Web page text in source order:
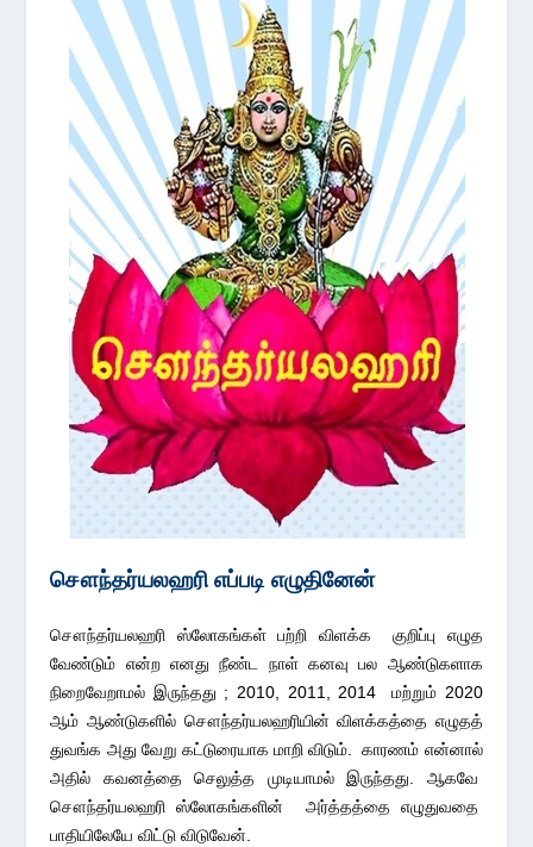
சௌந்தர்யலஹரிஎப்படி எழுதினேன்
சௌந்தர்யலஹரி ஸ்லோகங்கள் பற்றி விளக்க குறிப்பு எழுத
வேண்டும் என்ற எனது நீண்ட நாள் கனவு பல ஆண்டுகளாக
நிறைவேறாமல் இருந்தது ; 2010, 2011, 2014 மற்றும் 2020
ஆம் ஆண்டுகளில் சௌந்தர்யலஹரியின் விளக்கத்தை எழுதத்
துவங்க அது வேறு கட்டுரையாக மாறி விடும். காரணம் என்னால்
அதில் கவனத்தை செலுத்த முடியாமல் இருந்தது. ஆகவே
சௌந்தர்யலஹரி ஸ்லோகங்களின் அர்த்தத்தை எழுதுவதை
பாதியிலேயே விட்டு விடுவேன்.